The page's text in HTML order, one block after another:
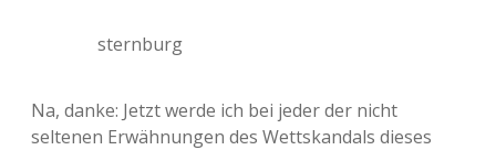
sternburg
Na, danke: Jetzt werde ich bei jeder der nicht
seltenen Erwähnungen des Wettskandals dieses